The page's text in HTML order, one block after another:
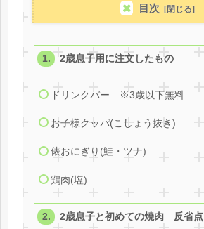
目次
2歳息子用に注文したもの
ドリンクバー ※3歳以下無料
お子様クッパ(こしょう抜き)
俵おにぎり(鮭・ツナ)
鶏肉(塩)
2歳息子と初めての焼肉 反省点